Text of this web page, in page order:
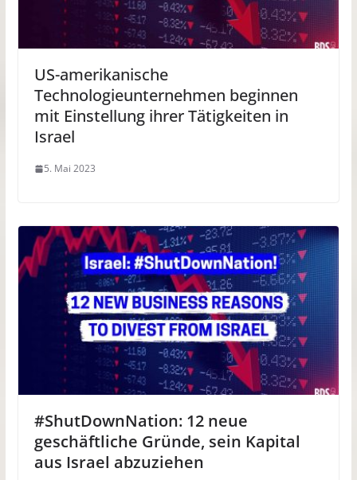
US-amerikanische
Technologieunternehmen beginnen
mit Einstellung ihrer Tätigkeiten in
Israel
5. Mai 2023
#ShutDownNation: 12 neue
geschäftliche Gründe, sein Kapital
aus Israel abzuziehen